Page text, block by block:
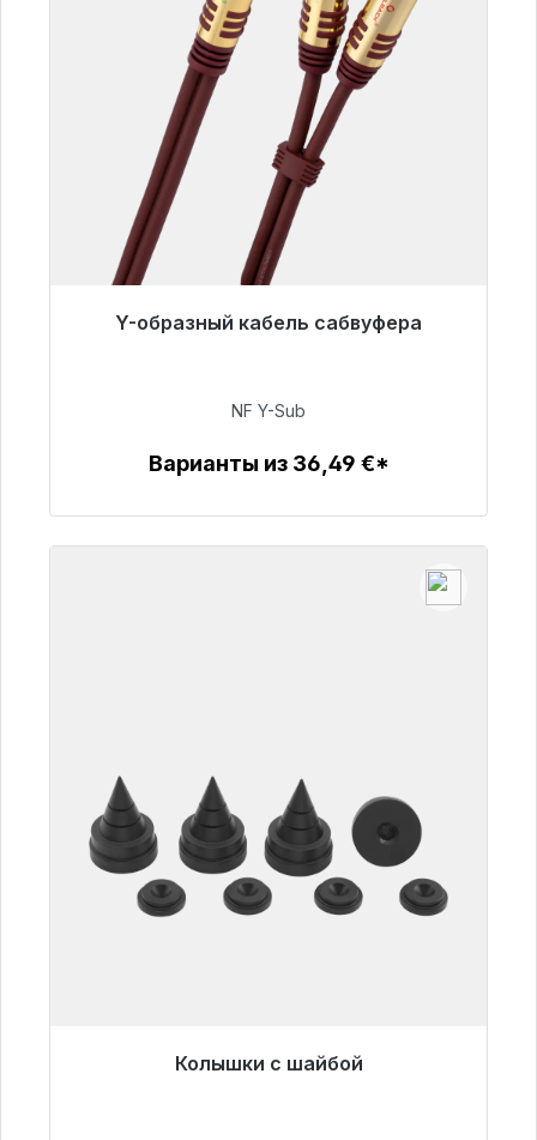
Y-образный кабель сабвуфера
Готовы к немедленной отправке, срок
50,99 €
NF Y-Sub
Варианты из 36,49 €*
Колышки с шайбой
Готовы к немедленной отправке, срок